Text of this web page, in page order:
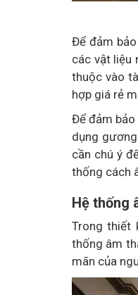
Để đảm
các vật liệu
thuộc vào
hợp giá rẻ
Để đảm
dụng
cần chú ý
thống cách
Hệ thống
Trong thiết
thống âm
mãn của